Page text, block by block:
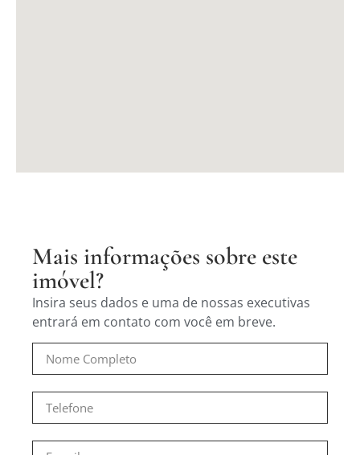
Mais informações sobre este
imóvel?
Insira seus dados e uma de nossas executivas
entrará em contato com você em breve.